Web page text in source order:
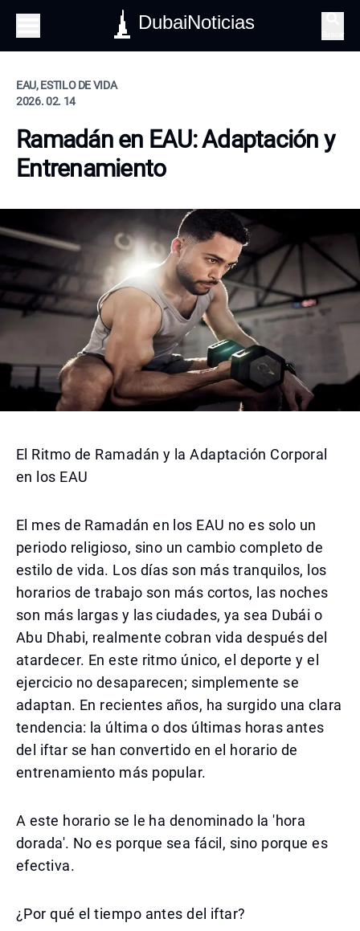
DubaiNoticias
EAU, ESTILO DE VIDA
2026. 02. 14
Ramadán en EAU: Adaptación y
Entrenamiento
El Ritmo de Ramadán y la Adaptación Corporal
en los EAU
El mes de Ramadán en los EAU no es solo un
periodo religioso, sino un cambio completo de
estilo de vida. Los días son más tranquilos, los
horarios de trabajo son más cortos, las noches
son más largas y las ciudades, ya sea Dubái o
Abu Dhabi, realmente cobran vida después del
atardecer. En este ritmo único, el deporte y el
ejercicio no desaparecen; simplemente se
adaptan. En recientes años, ha surgido una clara
tendencia: la última o dos últimas horas antes
del iftar se han convertido en el horario de
entrenamiento más popular.
A este horario se le ha denominado la 'hora
dorada'. No es porque sea fácil, sino porque es
efectiva.
¿Por qué el tiempo antes del iftar?